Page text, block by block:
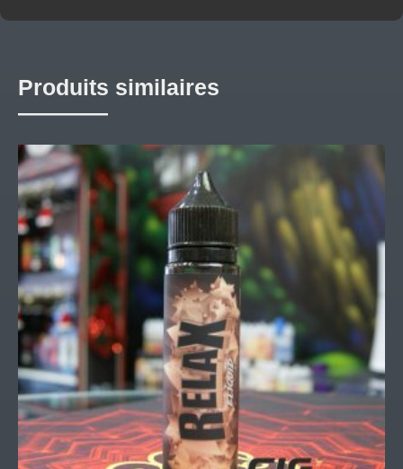
Produits similaires